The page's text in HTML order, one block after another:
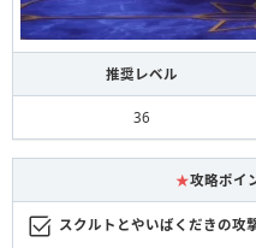
推奨レベル
36
★攻略ポイ
スクルトとやいばくだきの攻